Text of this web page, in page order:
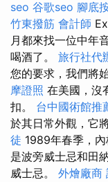
seo 谷歌seo 腳底
竹東撥筋 會計師
月都來找一位中年
喝酒了。 旅行社代
您的要求，我們將
摩證照 在美國，沒
扣。 台中國術館推
於其日常外觀，它
徒 1989年春季，
是波旁威士忌和田
威士忌。 外燴廠商